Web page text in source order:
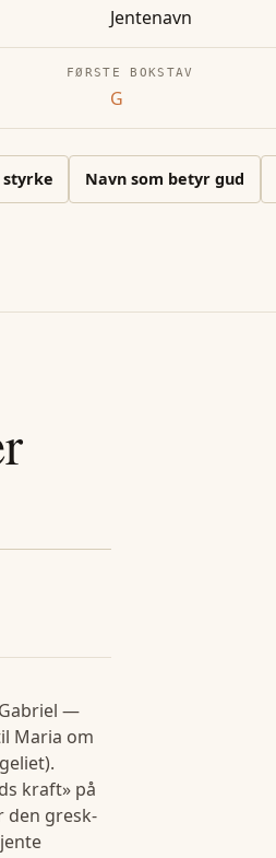
Jentenavn
FØRSTE BOKSTAV
G
styrke Navn som betyr gud
—
Maria om
kraft» på
den gresk-